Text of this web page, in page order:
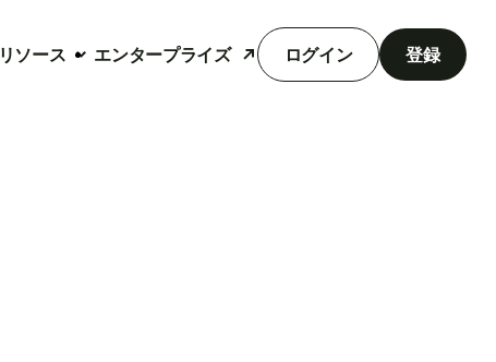
リソース エンタープライズ ログイン 登録